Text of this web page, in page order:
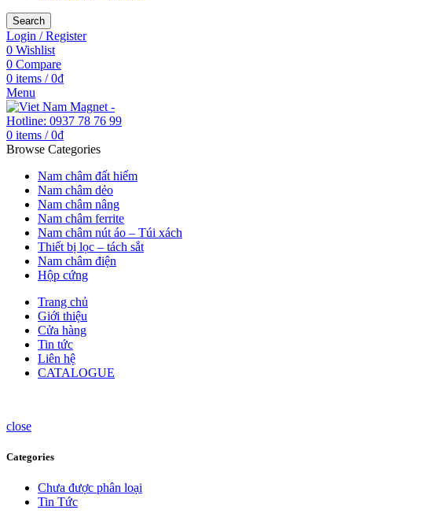
Search
Login / Register
0 Wishlist
0 Compare
0 items / 0₫
Menu
0 items / 0₫
Browse Categories
Nam châm đất hiếm
Nam châm dẻo
Nam châm nâng
Nam châm ferrite
Nam châm nút áo – Túi xách
Thiết bị lọc – tách sắt
Nam châm điện
Hộp cứng
Trang chủ
Giới thiệu
Cửa hàng
Tin tức
Liên hệ
CATALOGUE
close
Categories
Chưa được phân loại
Tin Tức